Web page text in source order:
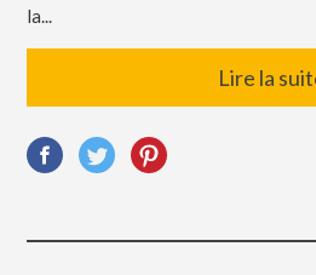
la...
Lire la